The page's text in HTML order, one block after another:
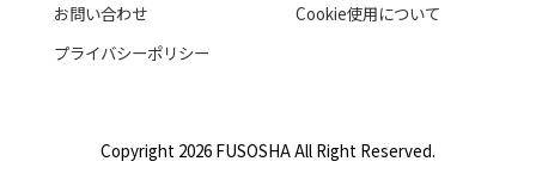
お問い合わせ
Cookie使用について
プライバシーポリシー
Copyright 2026 FUSOSHA All Right Reserved.